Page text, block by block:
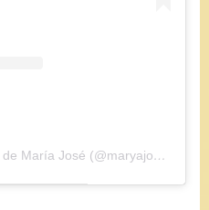
Una publicación compartida de María José (@maryajosess)